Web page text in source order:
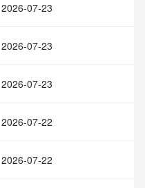
2026-07-23
2026-07-23
2026-07-23
2026-07-22
2026-07-22